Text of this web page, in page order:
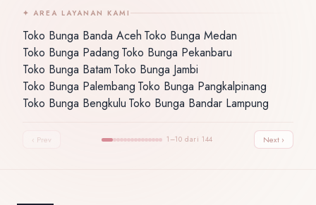
✦ AREA LAYANAN KAMI
Toko Bunga Banda Aceh Toko Bunga Medan
Toko Bunga Padang Toko Bunga Pekanbaru
Toko Bunga Batam Toko Bunga Jambi
Toko Bunga Palembang Toko Bunga Pangkalpinang
Toko Bunga Bengkulu Toko Bunga Bandar Lampung
‹ Prev 1–10 dari 144 Next ›